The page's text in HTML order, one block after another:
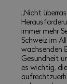
„Nicht
immer mehr
Schweiz im
wachsenden
Gesundheit
es wichtig,